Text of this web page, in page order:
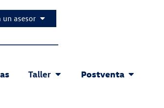
un asesor
Taller Postventa